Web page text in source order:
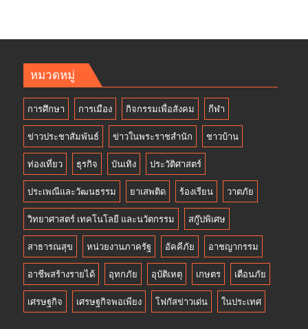
หมวดหมู่
การศึกษา การเมือง กิจกรรมเพื่อสังคม กีฬา
ข่าวประชาสัมพันธ์ ข่าวในพระราชสำนัก ชาวบ้าน
ท่องเที่ยว ธุรกิจ บันเทิง ประวัติศาสตร์
ประเพณีและวัฒนธรรม ยาเสพติด ร้องเรียน วาตภัย
วิทยาศาสตร์ เทคโนโลยี และนวัตกรรม สกู๊ปพิเศษ
สาธารณสุข หน่วยงานภาครัฐ อัคคีภัย อาชญากรรม
อาชีพสร้างรายได้ อุทกภัย อุบัติเหตุ เกษตร เตือนภัย
เศรษฐกิจ เศรษฐกิจพอเพียง โฟกัสข่าวเด่น ในประเทศ